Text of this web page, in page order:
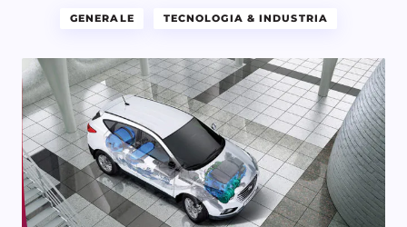
GENERALE TECNOLOGIA & INDUSTRIA